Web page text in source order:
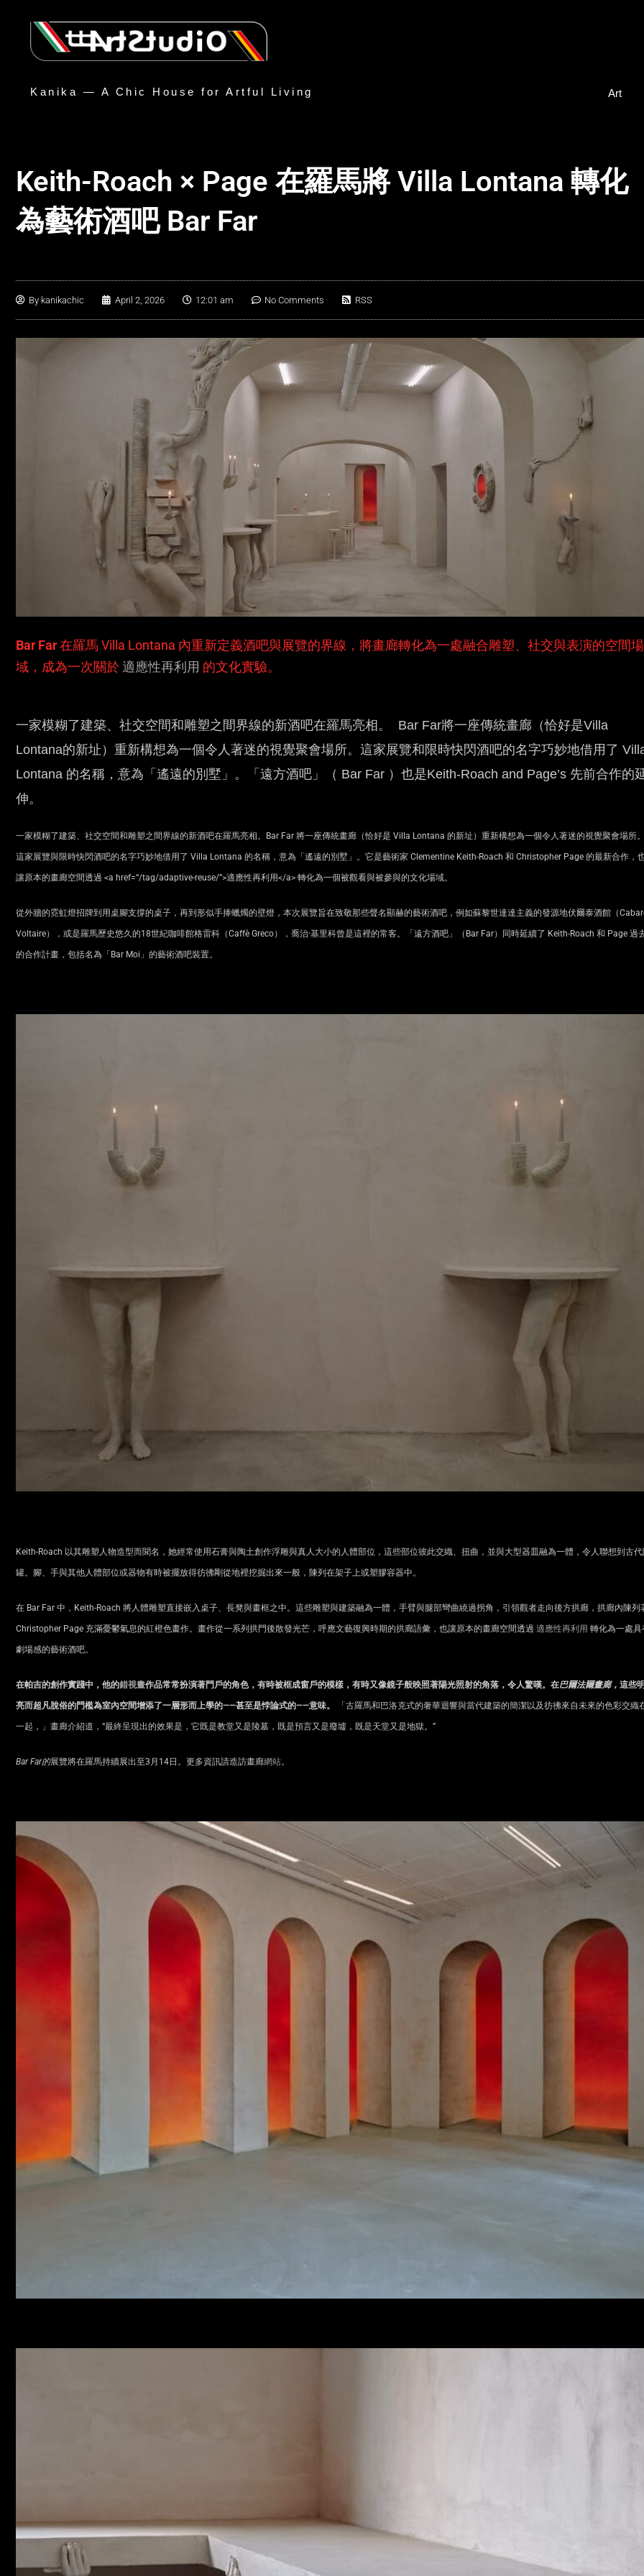
Kanika — A Chic House for Artful Living Art
Keith-Roach × Page 在羅馬將 Villa Lontana 轉化
為藝術酒吧 Bar Far
By kanikachic April 2, 2026 12:01 am No Comments RSS
Bar Far在羅馬 Villa Lontana 內重新定義酒吧與展覽的界線，將畫廊轉化為一處融合雕塑、社交與表演的空間場
域，成為一次關於適應性再利用 的文化實驗。
一家模糊了建築、社交空間和雕塑之間界線的新酒吧在羅馬亮相。 Bar Far將一座傳統畫廊（恰好是Villa
Lontana的新址）重新構想為一個令人著迷的視覺聚會場所。這家展覽和限時快閃酒吧的名字巧妙地借用了
Lontana 的名稱，意為「遙遠的別墅」。「遠方酒吧」（ Bar Far ）也是Keith-Roach and Page’s 先前合作的
伸。
一家模糊了建築、社交空間和雕塑之間界線的新酒吧在羅馬亮相。Bar Far 將一座傳統畫廊（恰好是 Villa Lontana 的新址）重新構想為一個令人著迷的視覺聚會場所
這家展覽與限時快閃酒吧的名字巧妙地借用了 Villa Lontana 的名稱，意為「遙遠的別墅」。它是藝術家 Clementine Keith-Roach 和 Christopher Page 的最新合作，
讓原本的畫廊空間透過 <a href=“/tag/adaptive-reuse/”>適應性再利用</a> 轉化為一個被觀看與被參與的文化場域。
從外牆的霓虹燈招牌到用桌腳支撐的桌子，再到形似手捧蠟燭的壁燈，本次展覽旨在致敬那些聲名顯赫的藝術酒吧，例如蘇黎世達達主義的發源地伏爾泰酒館（
Voltaire），或是羅馬歷史悠久的18世紀咖啡館格雷科（Caffè Greco），喬治·基里科曾是這裡的常客。「遠方酒吧」（Bar Far）同時延續了 Keith-Roach 和 Page 過
的合作計畫，包括名為「Bar Moi」的藝術酒吧裝置。
Keith-Roach 以其雕塑人物造型而聞名，她經常使用石膏與陶土創作浮雕與真人大小的人體部位，這些部位彼此交織、扭曲，並與大型器皿融為一體，令人聯想到古
罐。腳、手與其他人體部位或器物有時被擺放得彷彿剛從地裡挖掘出來一般，陳列在架子上或塑膠容器中。
在 Bar Far 中，Keith-Roach 將人體雕塑直接嵌入桌子、長凳與畫框之中。這些雕塑與建築融為一體，手臂與腿部彎曲繞過拐角，引領觀者走向後方拱廊，拱廊內陳列
Christopher Page 充滿憂鬱氣息的紅橙色畫作。畫作從一系列拱門後散發光芒，呼應文藝復興時期的拱廊語彙，也讓原本的畫廊空間透過 適應性再利用 轉化為一處具
劇場感的藝術酒吧。
在帕吉的創作實踐中，他的錯視畫作品常常扮演著門戶的角色，有時被框成窗戶的模樣，有時又像鏡子般映照著陽光照射的角落，令人驚嘆。在巴爾法爾畫廊， 這些
亮而超凡脫俗的門檻為室內空間增添了一層形而上學的——甚至是悖論式的——意味。 「古羅馬和巴洛克式的奢華迴響與當代建築的簡潔以及彷彿來自未來的色彩交織
一起，」畫廊介紹道，“最終呈現出的效果是，它既是教堂又是陵墓，既是預言又是廢墟，既是天堂又是地獄。”
Bar Far的展覽將在羅馬持續展出至3月14日。更多資訊請造訪畫廊網站。